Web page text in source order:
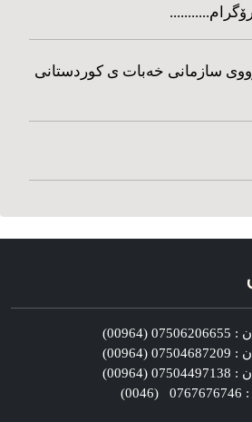
سازمانی خه‌بات ی کوردستانی